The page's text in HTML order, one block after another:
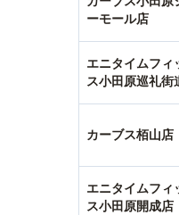
ーモール店
エニタイムフィ
ス小田原巡礼街
カーブス栢山店
エニタイムフィ
ス小田原開成店